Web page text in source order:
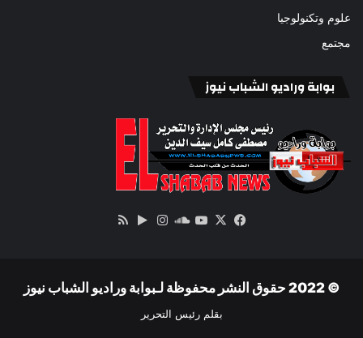
علوم وتكنولوجيا
مجتمع
بوابة وراديو الشباب نيوز
فيسبوك
‫X
‫YouTube
ساوندانستقرام‏Google
© 2022 حقوق النشر محفوظة لـبوابة وراديو الشباب نيوز
بقلم رئيس التحرير